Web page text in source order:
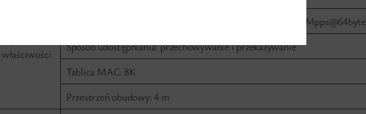
właściwości
Prędkość przekazywania pakietów (całe urządzenie): 35.71Mpps@64byte
Sposób udostępniania: przechowywanie i przekazywanie
Tablica MAC: 8K
Przestrzeń obudowy: 4 m